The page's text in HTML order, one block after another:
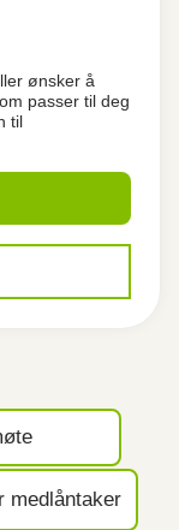
ønsker å
passer til deg
til
medlåntaker